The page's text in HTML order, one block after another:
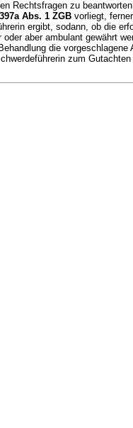
Rechtsfragen zu
Abs. 1 ZGB vorliegt,
ergibt, sodann, ob die
aber ambulant gewährt
die
zum